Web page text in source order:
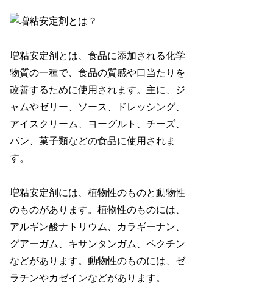
増粘安定剤とは、食品に添加される化学
物質の一種で、食品の質感や口当たりを
改善するために使用されます。主に、ジ
ャムやゼリー、ソース、ドレッシング、
アイスクリーム、ヨーグルト、チーズ、
パン、菓子類などの食品に使用されま
す。
増粘安定剤には、植物性のものと動物性
のものがあります。植物性のものには、
アルギン酸ナトリウム、カラギーナン、
グアーガム、キサンタンガム、ペクチン
などがあります。動物性のものには、ゼ
ラチンやカゼインなどがあります。